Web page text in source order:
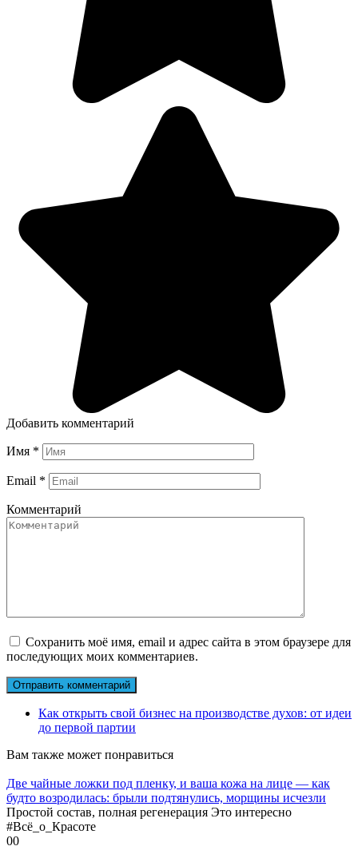
Добавить комментарий
Имя *
Email *
Комментарий
Сохранить моё имя, email и адрес сайта в этом браузере для
последующих моих комментариев.
Как открыть свой бизнес на производстве духов: от идеи
до первой партии
Вам также может понравиться
Две чайные ложки под пленку, и ваша кожа на лице — как
будто возродилась: брыли подтянулись, морщины исчезли
Простой состав, полная регенерация Это интересно
#Всё_о_Красоте
00